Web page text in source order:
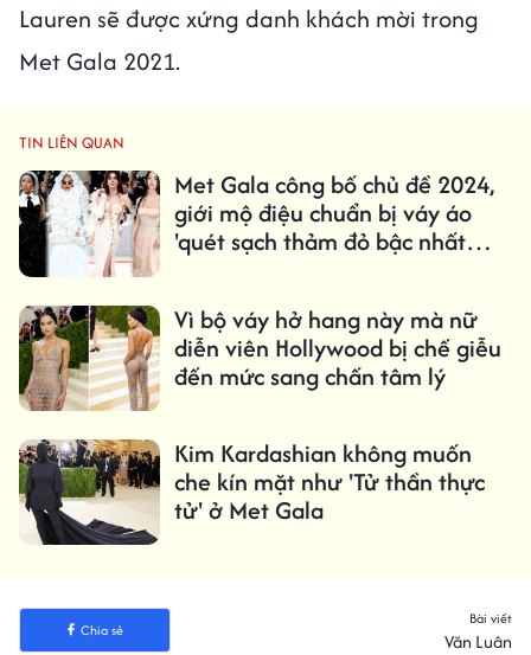
Lauren sẽ được xứng danh khách mời trong
Met Gala 2021.
TIN LIÊN QUAN
Met Gala công bố chủ đề 2024,
giới mộ điệu chuẩn bị váy áo
'quét sạch thảm đỏ bậc nhất
Vì bộ váy hở hang này mà nữ
diễn viên Hollywood bị chế giễu
đến mức sang chấn tâm lý
Kim Kardashian không muốn
che kín mặt như 'Tử thần thực
tử' ở Met Gala
Chia sẻ
Bài viết
Văn Luân